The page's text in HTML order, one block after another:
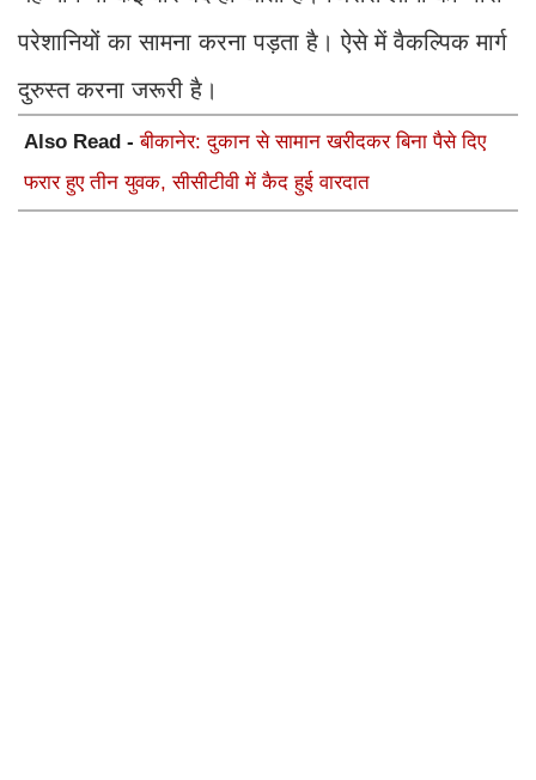
परेशानियों का सामना करना पड़ता है। ऐसे में वैकल्पिक मार्ग
दुरुस्त करना जरूरी है।
Also Read -बीकानेर: दुकान से सामान खरीदकर बिना पैसे दिए
फरार हुए तीन युवक, सीसीटीवी में कैद हुई वारदात